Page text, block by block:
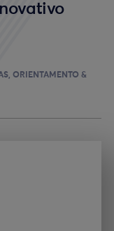
ORIENTAMENTO &